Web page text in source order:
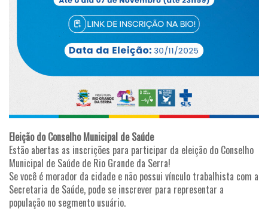
Eleição do Conselho Municipal de Saúde
Estão abertas as inscrições para participar da eleição do Conselho
Municipal de Saúde de Rio Grande da Serra!
Se você é morador da cidade e não possui vínculo trabalhista com a
Secretaria de Saúde, pode se inscrever para representar a
população no segmento usuário.